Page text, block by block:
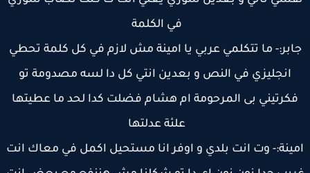
في الكلمة
ما تتكلمي عربي يا امينة مش لازم في كل كلمة تحطي
انجليزي في النص و بعدين انتي كل دا لسه مصدومة تو
فكرتيني بى المرحومة ام هشام فضلت كدا لحد ما عطيتها
علئة عدلتها
وت انت بلدي و اوفر انا مستحيل اكمل في معاك انت